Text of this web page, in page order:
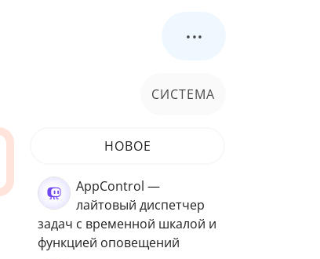
...
СИСТЕМА
НОВОЕ
AppControl —
лайтовый диспетчер
задач с временной шкалой и
функцией оповещений